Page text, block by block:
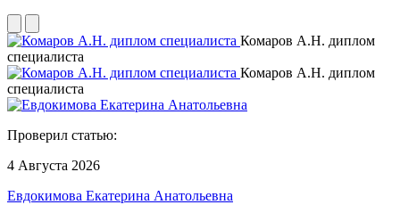
Комаров А.Н. диплом
специалиста
Комаров А.Н. диплом
специалиста
Проверил статью:
4 Августа 2026
Евдокимова Екатерина Анатольевна